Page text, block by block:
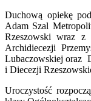
Duchową opiekę
Adam Szal
Rzeszowski wraz z
Archidiecezji
Lubaczowskiej oraz
i Diecezji
Uroczystość